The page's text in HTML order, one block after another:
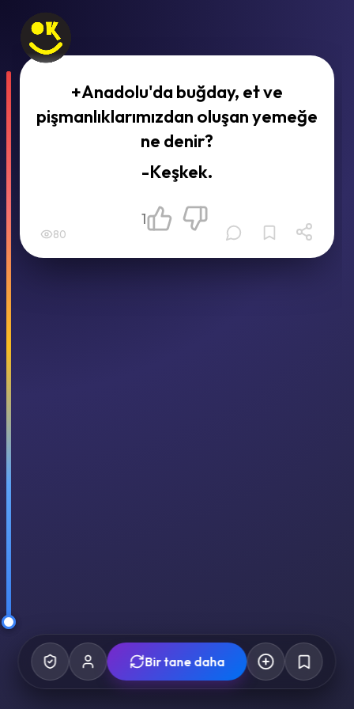
+Anadolu'da buğday, et ve
pişmanlıklarımızdan oluşan yemeğe
ne denir?
-Keşkek.
80
1
Bir tane daha